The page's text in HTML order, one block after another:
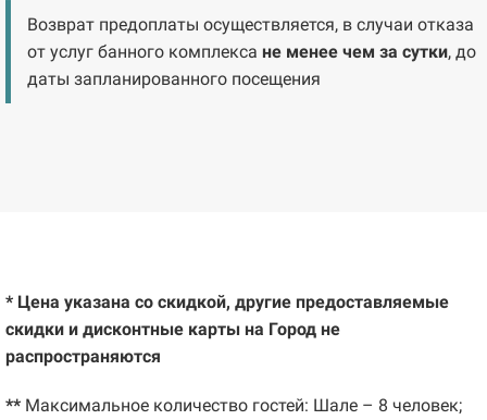
Возврат предоплаты осуществляется, в случаи отказа
от услуг банного комплекса не менее чем за сутки, до
даты запланированного посещения
* Цена указана со скидкой, другие предоставляемые
скидки и дисконтные карты на Город не
распространяются
** Максимальное количество гостей: Шале – 8 человек;